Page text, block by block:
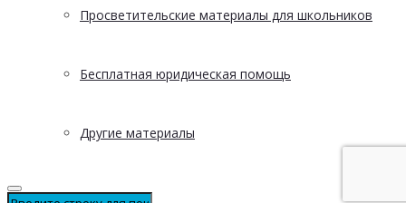
Просветительские материалы для школьников
Бесплатная юридическая помощь
Другие материалы